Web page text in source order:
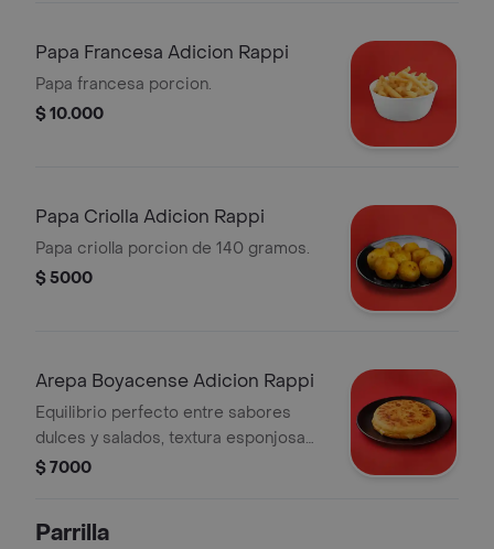
Papa Francesa Adicion Rappi
Papa francesa porcion.
$ 10.000
Papa Criolla Adicion Rappi
Papa criolla porcion de 140 gramos.
$ 5000
Arepa Boyacense Adicion Rappi
Equilibrio perfecto entre sabores
dulces y salados, textura esponjosa
por dentro y corteza firme
$ 7000
Parrilla